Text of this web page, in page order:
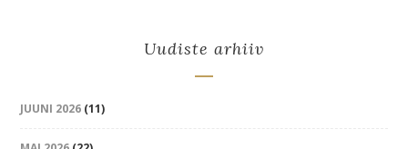
Uudiste arhiiv
JUUNI 2026 (11)